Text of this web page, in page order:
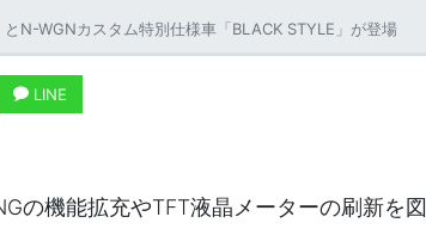
N-WGNカスタム特別仕様車「BLACK STYLE」が登場
LINE
の機能拡充やTFT液晶メーターの刷新を図